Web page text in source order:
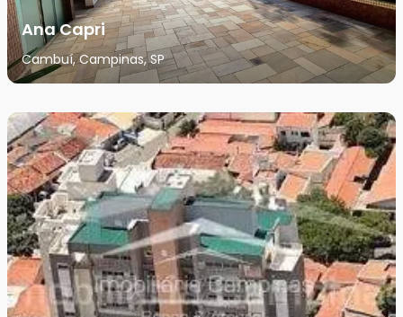
Ana Capri
Cambuí, Campinas, SP